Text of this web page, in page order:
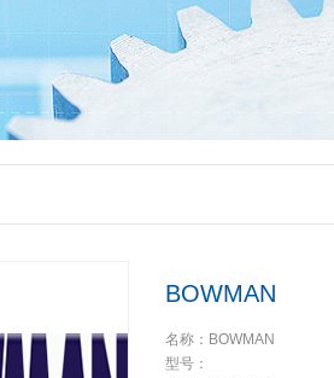
BOWMAN
名称：BOWMAN
型号：